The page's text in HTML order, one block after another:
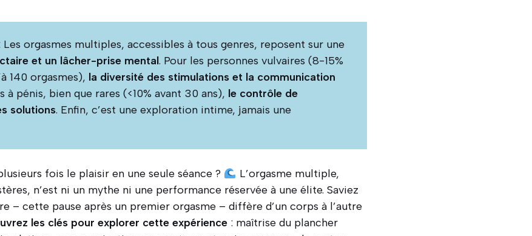
Les orgasmes multiples, accessibles à tous genres, reposent sur une
et un lâcher-prise mental. Pour les personnes vulvaires (8-15%
140 orgasmes), la diversité des stimulations et la communication
à pénis, bien que rares (<10% avant 30 ans), le contrôle de
solutions. Enfin, c’est une exploration intime, jamais une
fois le plaisir en une seule séance ?
L’orgasme multiple,
n’est ni un mythe ni une performance réservée à une élite. Saviez
– cette pause après un premier orgasme – diffère d’un corps à l’autre
les clés pour explorer cette expérience : maîtrise du plancher